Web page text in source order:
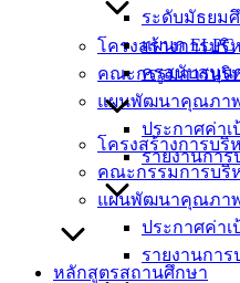
ระดับมัธยม
แผนก ELPC
ครูสนับสนุน
โครงสร้างการบริ
คณะกรรมการบริ
แผนพัฒนาคุณภา
ประกาศค่าเ
รายงานการ
โครงสร้างการบริ
คณะกรรมการบริ
แผนพัฒนาคุณภา
ประกาศค่าเ
รายงานการ
หลักสูตรสถานศึกษา